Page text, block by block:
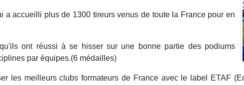
accueilli plus de 1300 tireurs venus de toute la France pour en
ont réussi à se hisser sur une bonne partie des podiums
par équipes.(6 médailles)
les meilleurs clubs formateurs de France avec le label ETAF